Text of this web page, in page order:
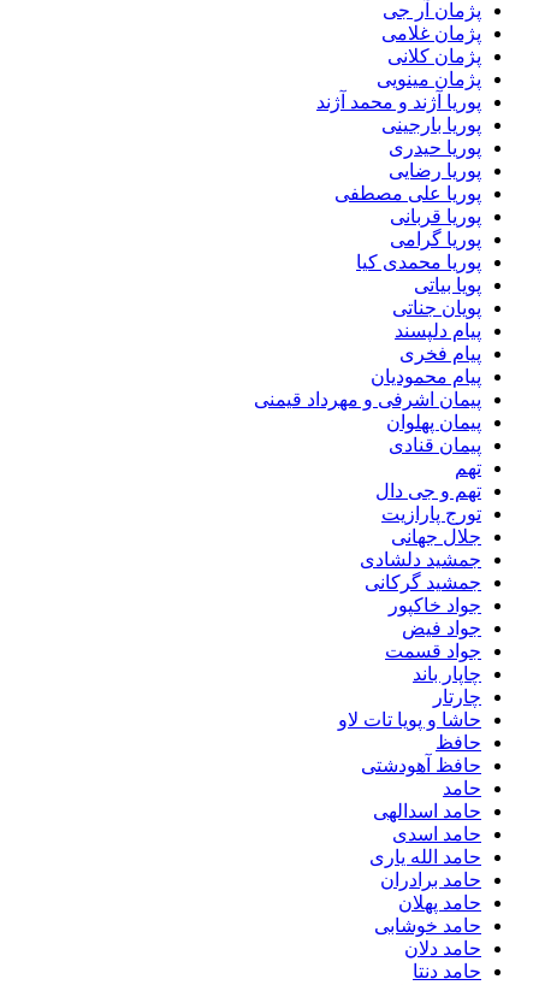
پژمان آر جی
پژمان غلامی
پژمان کلانی
پژمان مینویی
پوریا آژند و محمد آژند
پوریا بارجینی
پوریا حیدری
پوریا رضایی
پوریا علی مصطفی
پوریا قربانی
پوریا گرامی
پوریا محمدی کیا
پویا بیاتی
پویان جناتی
پیام دلپسند
پیام فخری
پیام محمودیان
پیمان اشرفی و مهرداد قیمنی
پیمان پهلوان
پیمان قنادی
تهم
تهم و جی دال
تورج پارازیت
جلال جهانی
جمشید دلشادی
جمشید گرکانی
جواد خاکپور
جواد فیض
جواد قسمت
چاپار باند
چارتار
حاشا و پویا تات لاو
حافظ
حافظ آهودشتی
حامد
حامد اسدالهی
حامد اسدی
حامد الله یاری
حامد برادران
حامد پهلان
حامد خوشابی
حامد دلان
حامد دنتا